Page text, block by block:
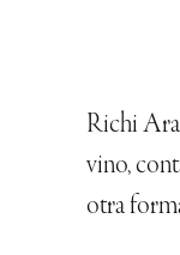
Richi
vino,
otra